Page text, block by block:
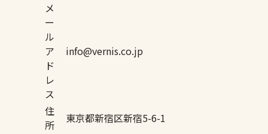
メ
ー
ル
ア
ド
レ
ス
info@vernis.co.jp
住
所
東京都新宿区新宿5-6-1